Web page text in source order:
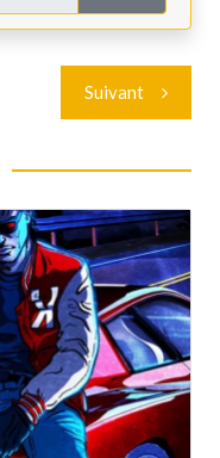
Suivant